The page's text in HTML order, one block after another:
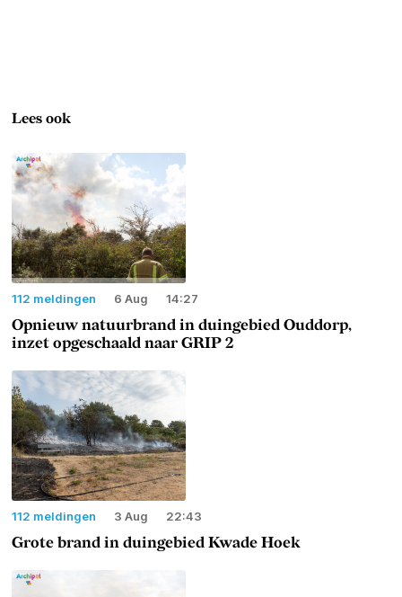
Lees ook
112 meldingen 6 Aug 14:27
Opnieuw natuurbrand in duingebied Ouddorp,
inzet opgeschaald naar GRIP 2
112 meldingen 3 Aug 22:43
Grote brand in duingebied Kwade Hoek